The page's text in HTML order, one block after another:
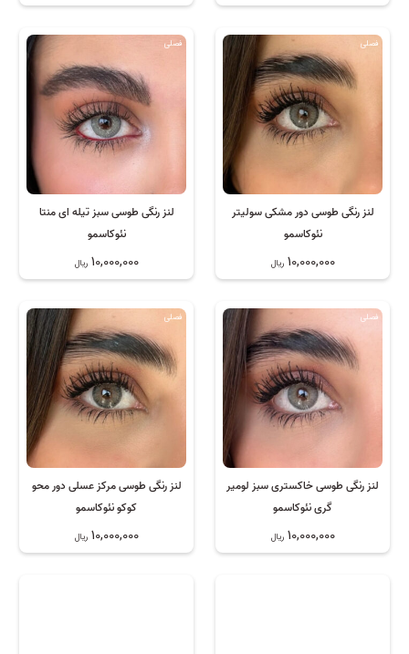
لنز رنگی طوسی دور مشکی سولیتر
نئوکاسمو
10,000,000 ریال
فصلی
لنز رنگی طوسی سبز تیله ای منتا
نئوکاسمو
10,000,000 ریال
فصلی
لنز رنگی طوسی خاکستری سبز لومیر
گری نئوکاسمو
10,000,000 ریال
فصلی
لنز رنگی طوسی مرکز عسلی دور محو
کوکو نئوکاسمو
10,000,000 ریال
فصلی